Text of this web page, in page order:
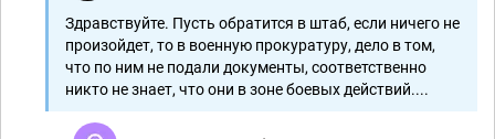
Здравствуйте. Пусть обратится в штаб, если ничего не
произойдет, то в военную прокуратуру, дело в том,
что по ним не подали документы, соответственно
никто не знает, что они в зоне боевых действий....